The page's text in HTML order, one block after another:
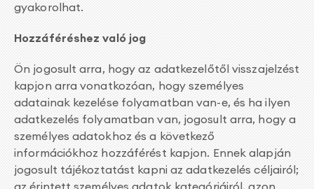
gyakorolhat.
Hozzáféréshez való jog
Ön jogosult arra, hogy az adatkezelőtől visszajelzést
kapjon arra vonatkozóan, hogy személyes
adatainak kezelése folyamatban van-e, és ha ilyen
adatkezelés folyamatban van, jogosult arra, hogy a
személyes adatokhoz és a következő
információkhoz hozzáférést kapjon. Ennek alapján
jogosult tájékoztatást kapni az adatkezelés céljairól;
az érintett személyes adatok kategóriáiról, azon